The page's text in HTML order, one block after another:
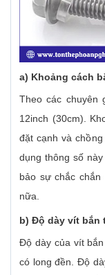
a) Khoảng cách
Theo các chuyên
12inch (30cm).
đặt cạnh và
dụng thông số
bảo sự chắc
nữa.
b) Độ dày vít bắn
Độ dày của vít
có long đền. Độ